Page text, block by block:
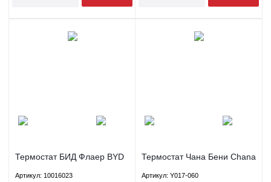
Термостат БИД Флаер BYD
Артикул: 10016023
Термостат Чана Бени Chana
Артикул: Y017-060